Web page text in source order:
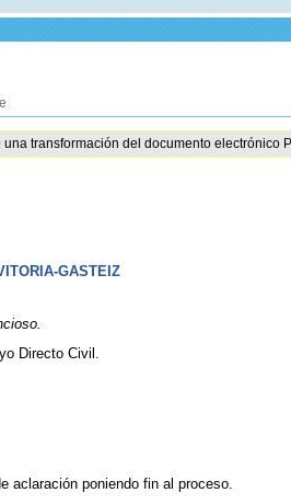
transformación del documento electrónico
GASTEIZ
Directo Civil.
aclaración poniendo fin al proceso.